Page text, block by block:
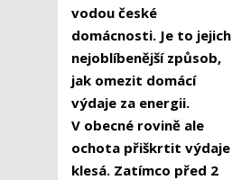
vodou české
domácnosti. Je to jejich
nejoblíbenější způsob,
jak omezit domácí
výdaje za energii.
V obecné rovině ale
ochota přiškrtit výdaje
klesá. Zatímco před 2